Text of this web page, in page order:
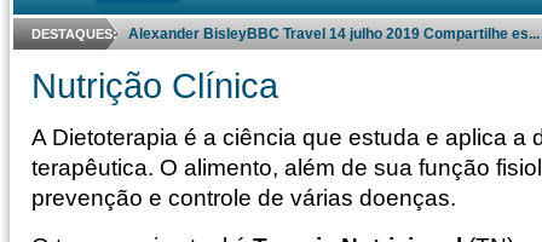
DESTAQUES: Alexander BisleyBBC Travel 14 julho 2019 Compartilhe es...
Nutrição Clínica
A Dietoterapia é a ciência que estuda e aplica a
terapêutica. O alimento, além de sua função
prevenção e controle de várias doenças.